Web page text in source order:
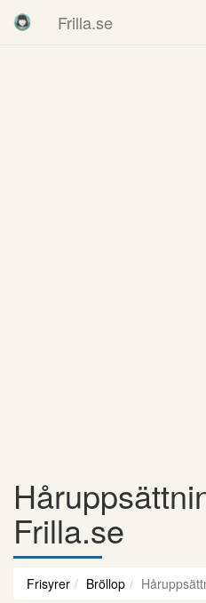
Frilla.se
Frilla.se
Frisyrer Bröllop